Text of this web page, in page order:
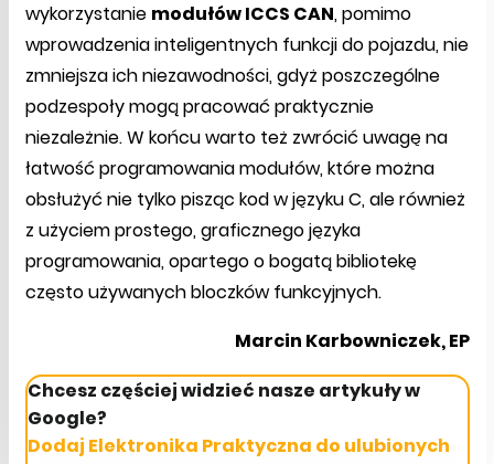
wykorzystanie modułów ICCS CAN, pomimo
wprowadzenia inteligentnych funkcji do pojazdu, nie
zmniejsza ich niezawodności, gdyż poszczególne
podzespoły mogą pracować praktycznie
niezależnie. W końcu warto też zwrócić uwagę na
łatwość programowania modułów, które można
obsłużyć nie tylko pisząc kod w języku C, ale również
z użyciem prostego, graficznego języka
programowania, opartego o bogatą bibliotekę
często używanych bloczków funkcyjnych.
Marcin Karbowniczek, EP
Chcesz częściej widzieć nasze artykuły w
Google?
Dodaj Elektronika Praktyczna do ulubionych